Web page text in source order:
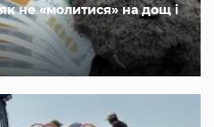
не «молитися» на дощ і